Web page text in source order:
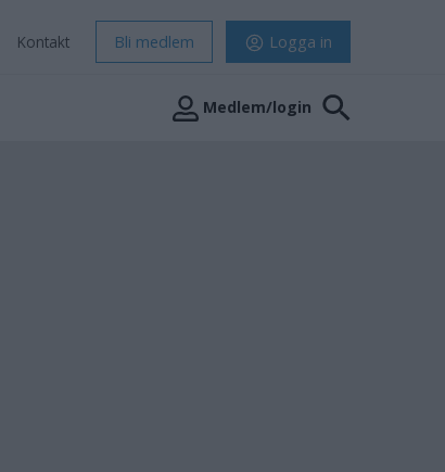
Kontakt Bli medlem Logga in
Medlem/login